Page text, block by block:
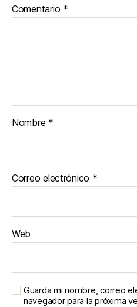
Comentario *
Nombre *
Correo electrónico *
Web
Guarda mi nombre, correo
navegador para la próxima